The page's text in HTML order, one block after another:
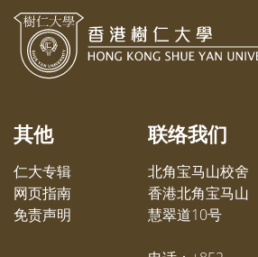
其他
仁大专辑
网页指南
免责声明
联络我们
北角宝马山校舍
香港北角宝马山
慧翠道10号